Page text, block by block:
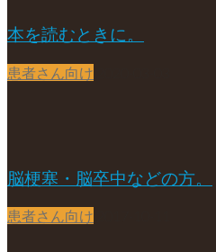
本を読むときに。
患者さん向け
脳梗塞・脳卒中などの方。
患者さん向け